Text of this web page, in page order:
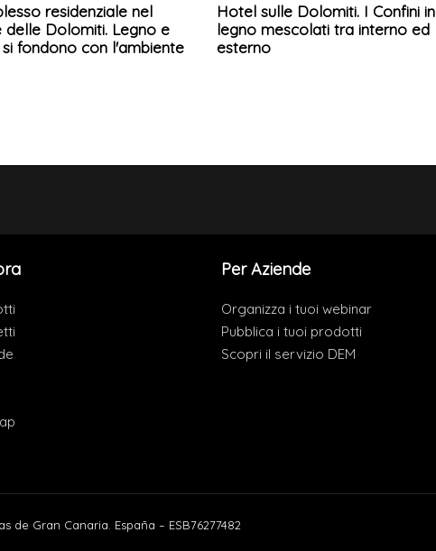
residenziale nel
delle Dolomiti. Legno e
fondono con l'ambiente
Hotel sulle Dolomiti. I Confini in
legno mescolati tra interno ed
esterno
Per Aziende
Organizza i tuoi webinar
Pubblica i tuoi prodotti
Scopri il servizio DEM
de Gran Canaria. España – ESB76277482